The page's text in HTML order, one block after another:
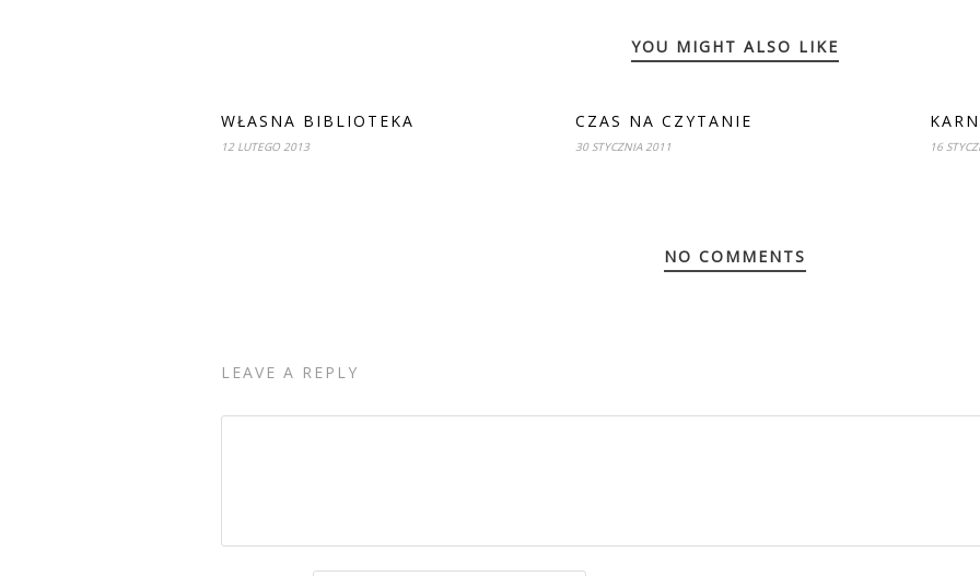
YOU MIGHT ALSO LIKE
WŁASNA BIBLIOTEKA
12 LUTEGO 2013
CZAS NA CZYTANIE
30 STYCZNIA 2011 16
NO COMMENTS
LEAVE A REPLY